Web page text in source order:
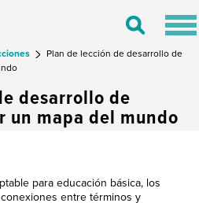
Toggle
Plan de lección de desarrollo de
desarrollo de
un mapa del mundo
para educación básica, los
entre términos y